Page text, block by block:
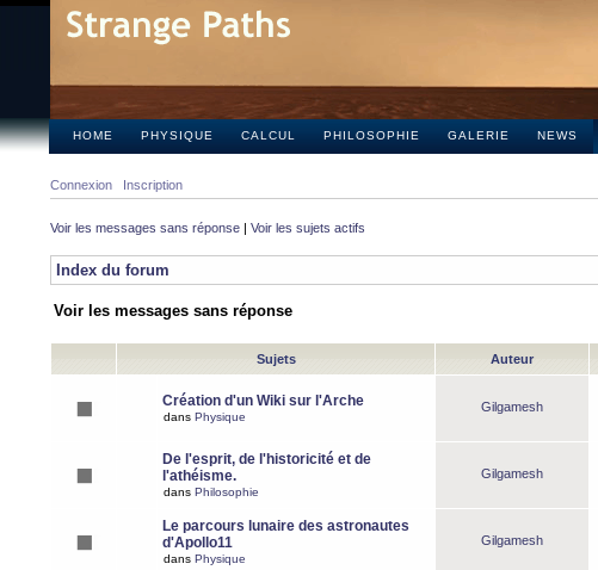
HOME PHYSIQUE CALCUL PHILOSOPHIE GALERIE NEWS
Connexion Inscription
Voir les messages sans réponse | Voir les sujets actifs
Index du forum
Voir les messages sans réponse
Sujets Auteur
Création d'un Wiki sur l'Arche
dans Physique
Gilgamesh
De l'esprit, de l'historicité et de
l'athéisme.
dans Philosophie
Gilgamesh
Le parcours lunaire des astronautes
d'Apollo11
dans Physique
Gilgamesh